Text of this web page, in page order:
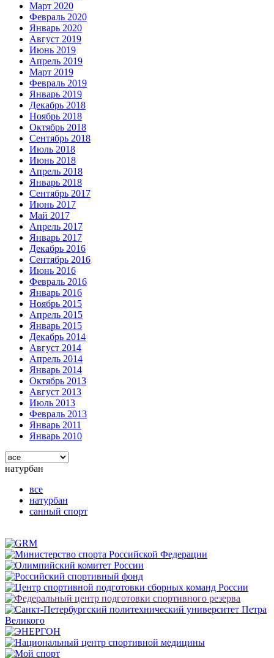
Март 2020
Февраль 2020
Январь 2020
Август 2019
Июнь 2019
Апрель 2019
Март 2019
Февраль 2019
Январь 2019
Декабрь 2018
Ноябрь 2018
Октябрь 2018
Сентябрь 2018
Июль 2018
Июнь 2018
Апрель 2018
Январь 2018
Сентябрь 2017
Июнь 2017
Май 2017
Апрель 2017
Январь 2017
Декабрь 2016
Сентябрь 2016
Июнь 2016
Февраль 2016
Январь 2016
Ноябрь 2015
Апрель 2015
Январь 2015
Декабрь 2014
Август 2014
Апрель 2014
Январь 2014
Октябрь 2013
Август 2013
Июль 2013
Февраль 2013
Январь 2011
Январь 2010
натурбан
все
натурбан
санный спорт